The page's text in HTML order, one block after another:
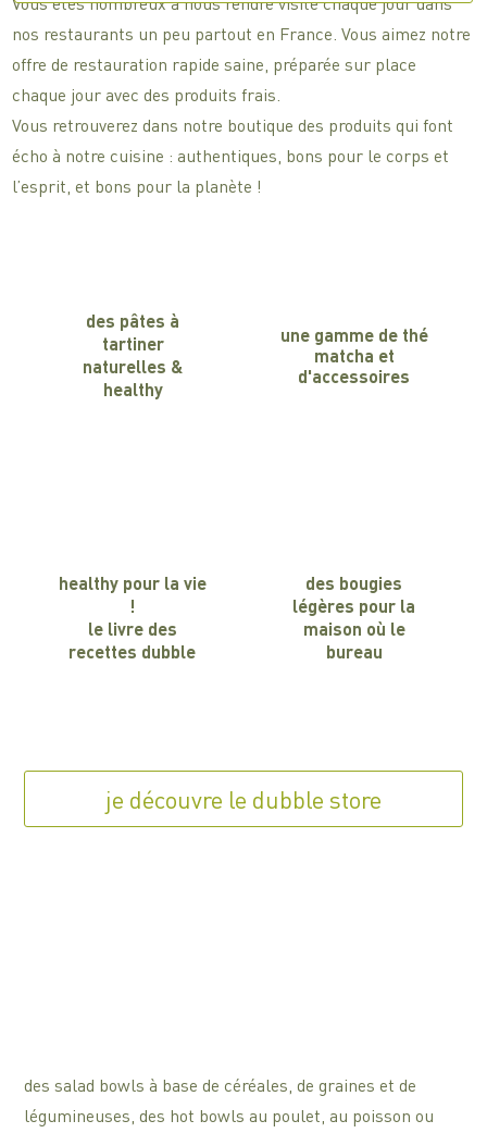
nos restaurants un peu partout en France. Vous aimez notre
offre de restauration rapide saine, préparée sur place
chaque jour avec des produits frais.
Vous retrouverez dans notre boutique des produits qui font
écho à notre cuisine : authentiques, bons pour le corps et
l’esprit, et bons pour la planète !
des pâtes à
tartiner
naturelles &
healthy
une gamme de thé
matcha et
d'accessoires
healthy pour la vie
!
le livre des
recettes dubble
des bougies
légères pour la
maison où le
bureau
je découvre le dubble store
des salad bowls à base de céréales, de graines et de
légumineuses, des hot bowls au poulet, au poisson ou